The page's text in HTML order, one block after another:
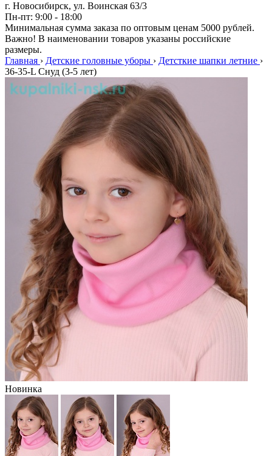
г. Новосибирск, ул. Воинская 63/3
Пн-пт: 9:00 - 18:00
Минимальная сумма заказа по оптовым ценам 5000 рублей.
Важно! В наименовании товаров указаны российские
размеры.
Главная › Детские головные уборы › Детсткие шапки летние ›
36-35-L Снуд (3-5 лет)
Новинка